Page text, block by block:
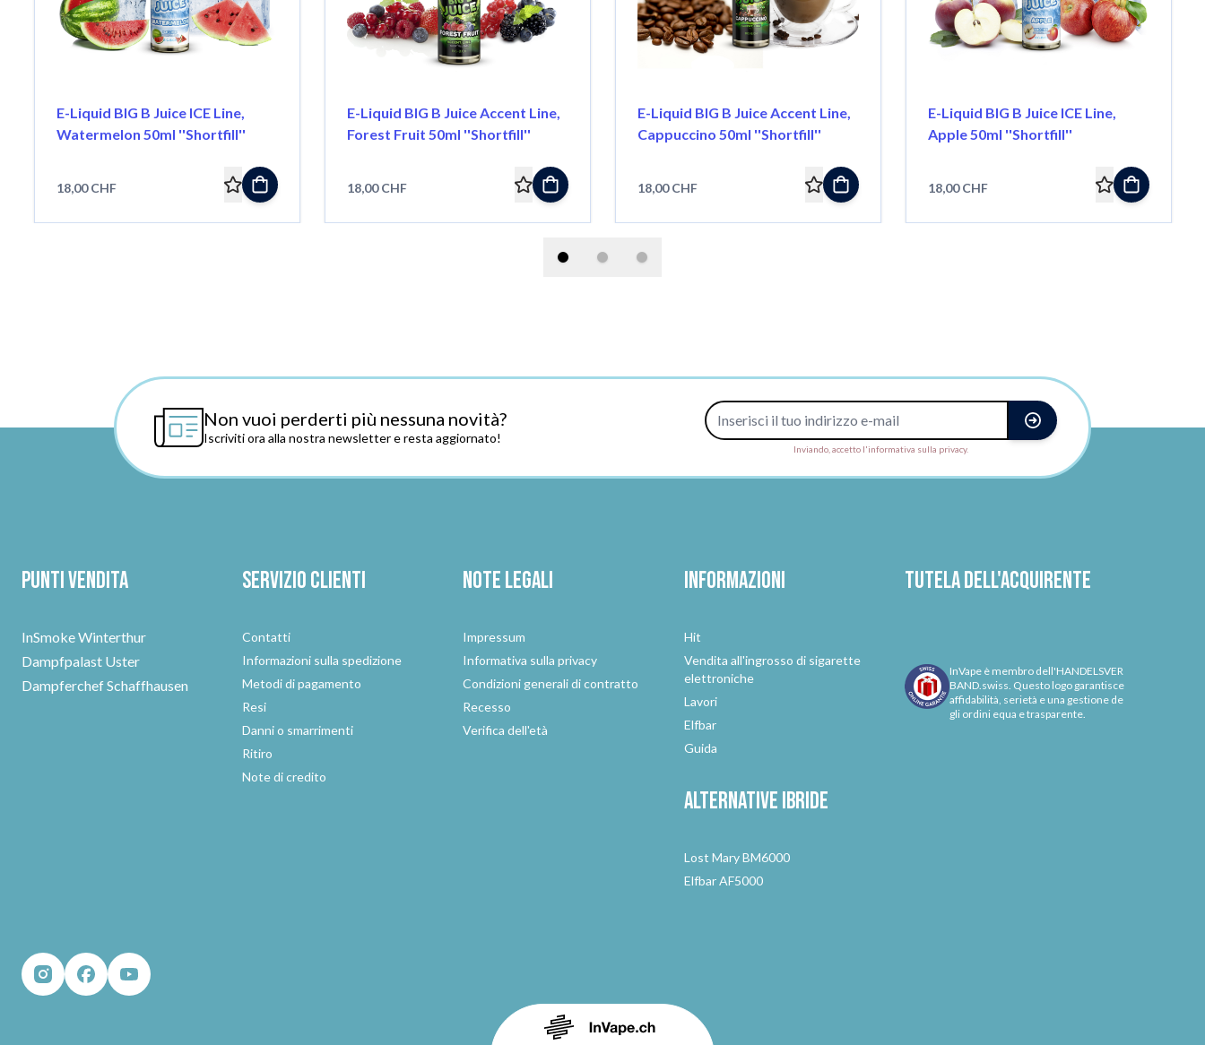
E-Liquid BIG B Juice ICE Line,
Watermelon 50ml ''Shortfill''
18,00 CHF
E-Liquid BIG B Juice Accent Line,
Forest Fruit 50ml ''Shortfill''
18,00 CHF
E-Liquid BIG B Juice Accent Line,
Cappuccino 50ml ''Shortfill''
18,00 CHF
E-Liquid BIG B Juice ICE Line,
Apple 50ml ''Shortfill''
18,00 CHF
Non vuoi perderti più nessuna novità?
Iscriviti ora alla nostra newsletter e resta aggiornato!
Indirizzo e-mail
Inviando, accetto l'informativa sulla privacy.
Punti vendita
InSmoke Winterthur
Dampfpalast Uster
Dampferchef Schaffhausen
Servizio clienti
Contatti
Informazioni sulla spedizione
Metodi di pagamento
Resi
Danni o smarrimenti
Ritiro
Note di credito
Note legali
Impressum
Informativa sulla privacy
Condizioni generali di contratto
Recesso
Verifica dell'età
Informazioni
Hit
Vendita all'ingrosso di sigarette
elettroniche
Lavori
Elfbar
Guida
Alternativeibride
Lost Mary BM6000
Elfbar AF5000
Tutela dell'acquirente
InVape è membro dell'HANDELSVER
BAND.swiss. Questo logo garantisce
affidabilità, serietà e una gestione de
gli ordini equa e trasparente.